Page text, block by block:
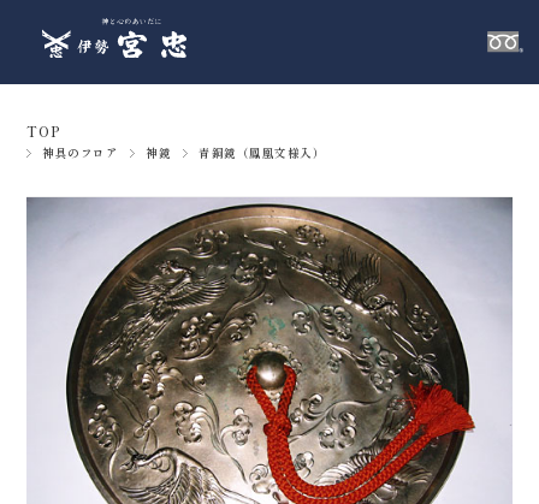
TOP
神具のフロア 神鏡 青銅鏡（鳳凰文様入）